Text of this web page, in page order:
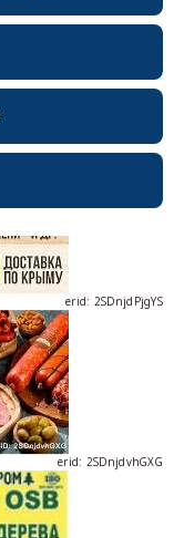
erid: 2SDnjcrDNw6
erid: 2SDnjdPjgYS
erid: 2SDnjdvhGXG